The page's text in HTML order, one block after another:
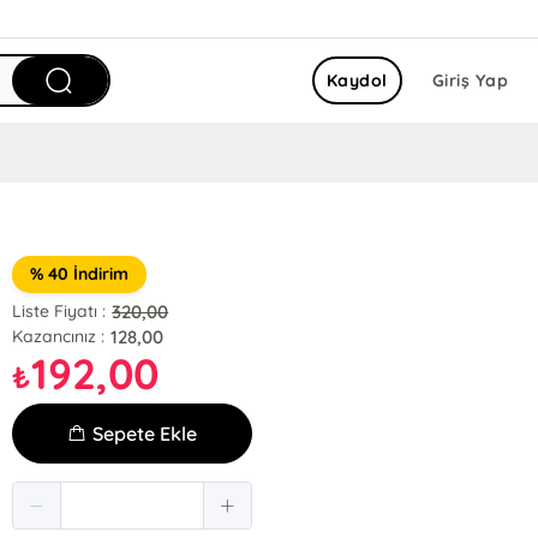
Giriş Yap
Kaydol
% 40 İndirim
Liste Fiyatı : 320,00
Kazancınız : 128,00
₺192,00
Sepete Ekle